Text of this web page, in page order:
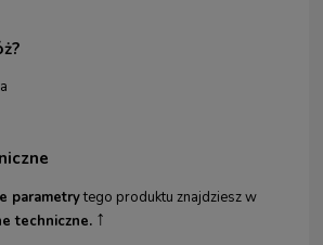
parametrytego produktu znajdziesz w
techniczne. ↑